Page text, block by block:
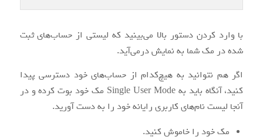
با وارد کردن دستور بالا می‌بینید که لیستی از حساب‌های ثبت
شده در مک شما به نمایش درمی‌آید.
اگر هم نتوانید به هیچ‌کدام از حساب‌های خود دسترسی پیدا
کنید، آنگاه باید به Single User Mode مک خود بوت کرده و در
آنجا لیست نام‌های کاربری رایانه خود را به دست آورید.
مک خود را خاموش کنید.